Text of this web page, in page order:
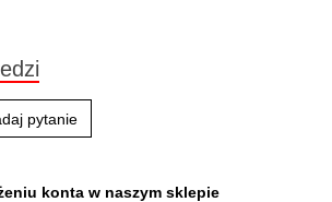
pytanie
konta w naszym sklepie